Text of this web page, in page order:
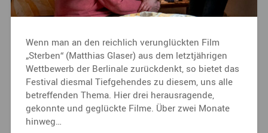
Wenn man an den reichlich verunglückten Film
„Sterben“ (Matthias Glaser) aus dem letztjährigen
Wettbewerb der Berlinale zurückdenkt, so bietet das
Festival diesmal Tiefgehendes zu diesem, uns alle
betreffenden Thema. Hier drei herausragende,
gekonnte und geglückte Filme. Über zwei Monate
hinweg…